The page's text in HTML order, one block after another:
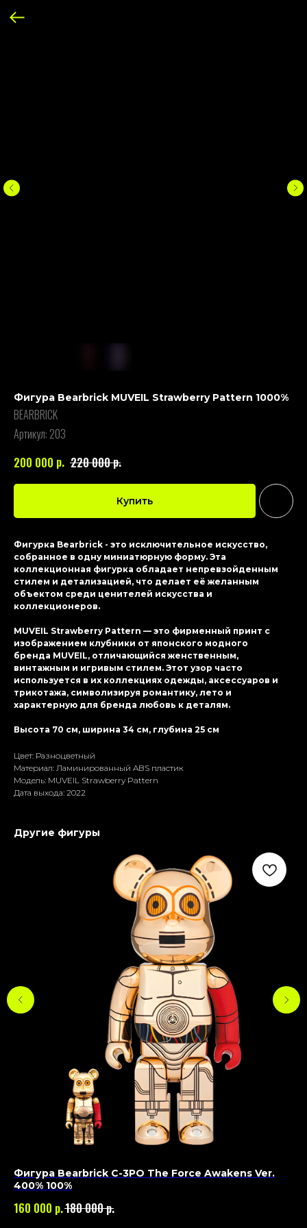
Фигура Bearbrick MUVEIL Strawberry Pattern 1000%
BEARBRICK
Артикул: 203
200 000 р. 220 000р.
Купить
Фигурка Bearbrick - это исключительное искусство,
собранное в одну миниатюрную форму. Эта
коллекционная фигурка обладает непревзойденным
стилем и детализацией, что делает её желанным
объектом среди ценителей искусства и
коллекционеров.
MUVEIL Strawberry Pattern — это фирменный принт с
изображением клубники от японского модного
бренда MUVEIL, отличающийся женственным,
винтажным и игривым стилем. Этот узор часто
используется в их коллекциях одежды, аксессуаров и
трикотажа, символизируя романтику, лето и
характерную для бренда любовь к деталям.
Высота 70 см, ширина 34 см, глубина 25 см
Цвет: Разноцветный
Материал: Ламиниpoванный ABS пластик
Модель: MUVEIL Strawberry Pattern
Дата выхода: 2022
Другие фигуры
Фигура Bearbrick C-3PO The Force Awakens Ver.
400% 100%
160 000 р.180 000р.